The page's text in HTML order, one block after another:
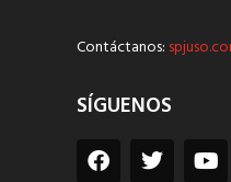
Contáctanos:
SÍGUENOS